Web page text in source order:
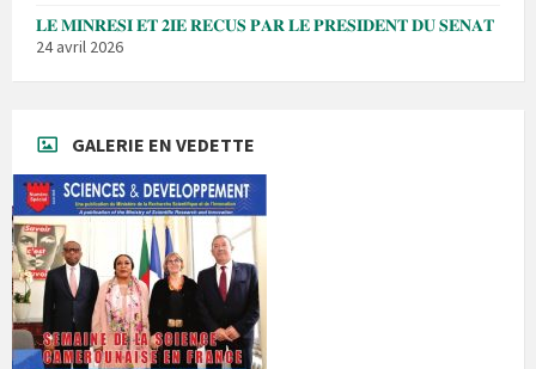
𝐋𝐄 𝐌𝐈𝐍𝐑𝐄𝐒𝐈 𝐄𝐓 𝟐𝐈𝐄 𝐑𝐄𝐂𝐔𝐒 𝐏𝐀𝐑 𝐋𝐄 𝐏𝐑𝐄𝐒𝐈𝐃𝐄𝐍𝐓 𝐃𝐔 𝐒𝐄𝐍𝐀𝐓
24 avril 2026
GALERIE EN VEDETTE